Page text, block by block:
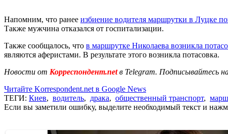
Напомним, что ранее избиение водителя маршрутки в Луцке
Также мужчина отказался от госпитализации.
Также сообщалось, что в маршрутке Николаева возникла
являются аферистами. В результате этого возникла потасовка.
Новости от Корреспондент.netв Telegram. Подписывайтесь
Читайте Korrespondent.net в Google News
ТЕГИ: Киев, водитель, драка, общественный транспорт,
Если вы заметили ошибку, выделите необходимый текст и